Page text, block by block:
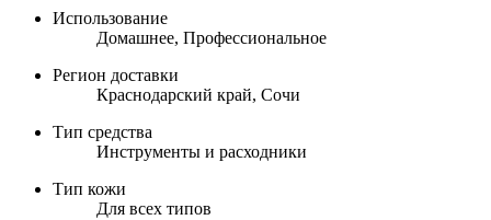
Использование
Домашнее, Профессиональное
Регион доставки
Краснодарский край, Сочи
Тип средства
Инструменты и расходники
Тип кожи
Для всех типов